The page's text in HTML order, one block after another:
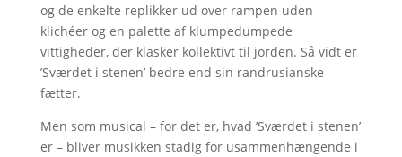
og de enkelte replikker ud over rampen uden
klichéer og en palette af klumpedumpede
vittigheder, der klasker kollektivt til jorden. Så vidt er
’Sværdet i stenen’ bedre end sin randrusianske
fætter.
Men som musical – for det er, hvad ’Sværdet i stenen’
er – bliver musikken stadig for usammenhængende i